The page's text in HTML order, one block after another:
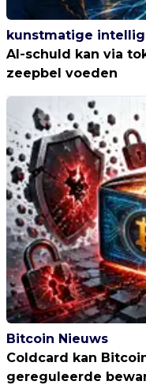
kunstmatige
AI-schuld kan via
zeepbel voeden
Bitcoin Nieuws
Coldcard kan
gereguleerde